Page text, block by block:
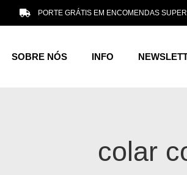
PORTE GRÁTIS EM ENCOMENDAS
SOBRE NÓS INFO
colar